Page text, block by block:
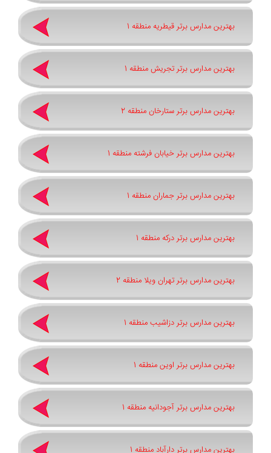
بهترین مدارس برتر قیطریه منطقه 1
بهترین مدارس برتر تجریش منطقه 1
بهترین مدارس برتر ستارخان منطقه 2
بهترین مدارس برتر خیابان فرشته منطقه 1
بهترین مدارس برتر جماران منطقه 1
بهترین مدارس برتر درکه منطقه 1
بهترین مدارس برتر تهران ویلا منطقه 2
بهترین مدارس برتر دزاشیب منطقه 1
بهترین مدارس برتر اوین منطقه 1
بهترین مدارس برتر آجودانیه منطقه 1
بهترین مدارس برتر دارآباد منطقه 1